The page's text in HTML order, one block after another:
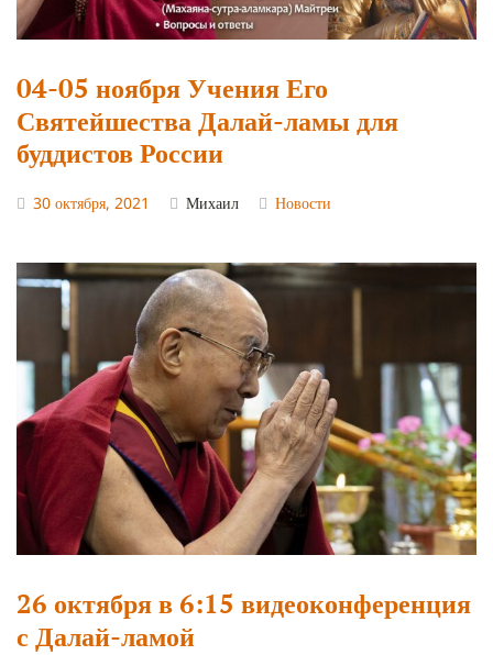
04-05 ноября Учения Его
Святейшества Далай-ламы для
буддистов России
30 октября, 2021 Михаил Новости
26 октября в 6:15 видеоконференция
с Далай-ламой